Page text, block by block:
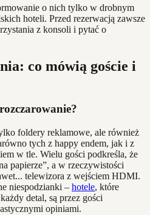
o nich tylko w drobnym
hoteli. Przed rezerwacją zawsze
z konsoli i pytać o
co mówią goście i
foldery reklamowe, ale również
tych z happy endem, jak i z
w tle. Wielu gości podkreśla, że
papierze”, a w rzeczywistości
telewizora z wejściem HDMI.
niespodzianki – hotele, które
detal, są przez gości
opiniami.